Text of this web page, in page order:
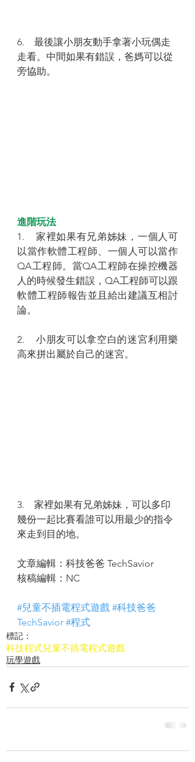
6.    最後讓小朋友動手拿著小玩偶走
走看。中間如果有錯誤，爸媽可以從
旁協助。
進階玩法
1.    家裡如果有兄弟姊妹，一個人可
以當作軟體工程師、一個人可以當作
QA工程師。當QA工程師在操控機器
人的時候發生錯誤，QA工程師可以跟
軟體工程師報告並且給出建議互相討
論。
2.    小朋友可以拿空白的迷宮利用樂
高來拼出屬於自己的迷宮。
3.    家裡如果有兄弟姊妹，可以多印
幾份一起比賽看誰可以用最少的指令
來走到目的地。
文章編輯：科技爸爸 TechSavior
核稿編輯：NC
#兒童不插電程式遊戲 #科技爸爸
TechSavior #程式
標記：
科技程式兒童不插電程式遊戲
玩學遊戲